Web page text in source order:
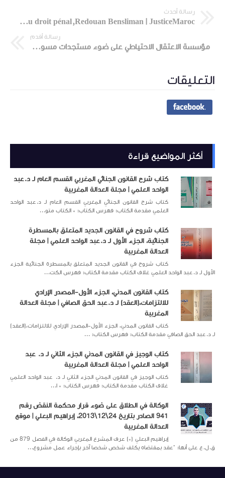
رسالة أحدث
Les fondements historiques et philosophiques du droit pénal,Redouan Bensliman | JusticeMaroc
رسالة أقدم
مؤسسة الاعتقال الاحتياطي على ضوء مستجدات مسودة مشروع قانون المسطرة الجنائية، رشيد بن جيلالي | موقع العدالة المغربية
التعليقات
أكثر المواضيع قراءة
كتاب شرح القانون الجنائي المغربي القسم العام لـ د.عبد
الواحد العلمي | مجلة العدالة المغربية
كتاب شرح القانون الجنائي المغربي القسم العام لـ د.عبد الواحد
العلمي مقدمة الكتاب: فهرس الكتاب: * الكتاب متو...
كتاب شروح في القانون الجديد المتعلق بالمسطرة
الجنائية، الجزء الأول لـ د.عبد الواحد العلمي | مجلة
العدالة المغربية
كتاب شروح في القانون الجديد المتعلق بالمسطرة الجنائية الجزء
الأول لـ د.عبد الواحد العلمي غلاف الكتاب مقدمة الكتاب: فهرس الكت...
كتاب القانون المدني، الجزء الأول-المصدر الإرادي
للالتزامات،(العقد) لـ د.عبد الحق الصافي | مجلة العدالة
المغربية
كتاب القانون المدني، الجزء الأول-المصدر الإرادي للالتزامات،(العقد)
لـ د.عبد الحق الصافي مقدمة الكتاب: فهرس الكتاب: ...
كتاب الوجيز في القانون المدني الجزء الثاني لـ د. عبد
الواحد العلمي | مجلة العدالة المغربية
كتاب الوجيز في القانون المدني الجزء الثاني لـ د. عبد الواحد العلمي
غلاف الكتاب مقدمة الكتاب: فهرس الكتاب: * ا...
الوكالة في الطلاق على ضوء قرار محكمة النقض رقم
941 الصادر بتاريخ 24\12\2013، إبراهيم البعلي | موقع
العدالة المغربية
إبراهيم البعلي (*) عرف المشرع المغربي الوكالة في الفصل 879 من
ق.ل.ع على أنها: "عقد بمقتضاه يكلف شخص شخصا آخر بإجراء عمل مشروع...